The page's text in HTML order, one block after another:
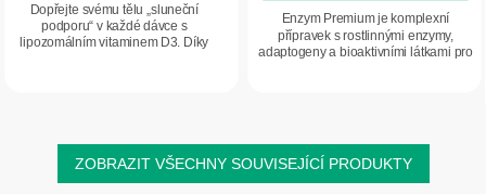
Dopřejte svému tělu „sluneční
podporu“ v každé dávce s
lipozomálním vitaminem D3. Díky
Enzym Premium je komplexní
přípravek s rostlinnými enzymy,
adaptogeny a bioaktivními látkami pro
ZOBRAZIT VŠECHNY SOUVISEJÍCÍ PRODUKTY